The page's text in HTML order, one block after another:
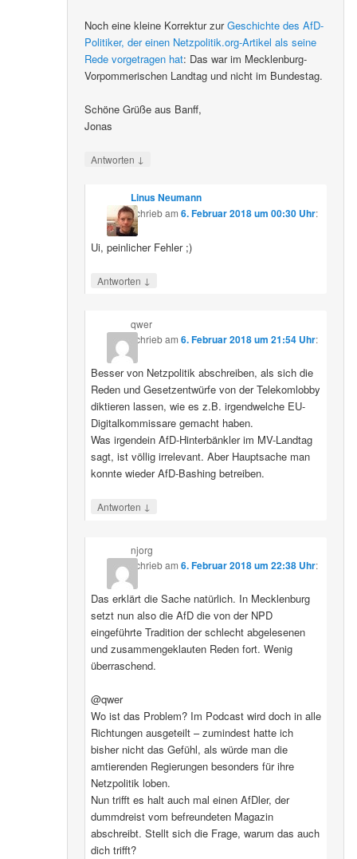
Noch eine kleine Korrektur zurGeschichte des AfD-
Politiker, der einen Netzpolitik.org-Artikel als seine
Rede vorgetragen hat: Das war im Mecklenburg-
Vorpommerischen Landtag und nicht im Bundestag.
Schöne Grüße aus Banff,
Jonas
Antworten ↓
Linus Neumann
schriebam 6. Februar 2018 um 00:30 Uhr:
Ui, peinlicher Fehler ;)
Antworten ↓
qwer
schriebam 6. Februar 2018 um 21:54 Uhr:
Besser von Netzpolitik abschreiben, als sich die
Reden und Gesetzentwürfe von der Telekomlobby
diktieren lassen, wie es z.B. irgendwelche EU-
Digitalkommissare gemacht haben.
Was irgendein AfD-Hinterbänkler im MV-Landtag
sagt, ist völlig irrelevant. Aber Hauptsache man
konnte wieder AfD-Bashing betreiben.
Antworten ↓
njorg
schriebam 6. Februar 2018 um 22:38 Uhr:
Das erklärt die Sache natürlich. In Mecklenburg
setzt nun also die AfD die von der NPD
eingeführte Tradition der schlecht abgelesenen
und zusammengeklauten Reden fort. Wenig
überraschend.
@qwer
Wo ist das Problem? Im Podcast wird doch in alle
Richtungen ausgeteilt – zumindest hatte ich
bisher nicht das Gefühl, als würde man die
amtierenden Regierungen besonders für ihre
Netzpolitik loben.
Nun trifft es halt auch mal einen AfDler, der
dummdreist vom befreundeten Magazin
abschreibt. Stellt sich die Frage, warum das auch
dich trifft?